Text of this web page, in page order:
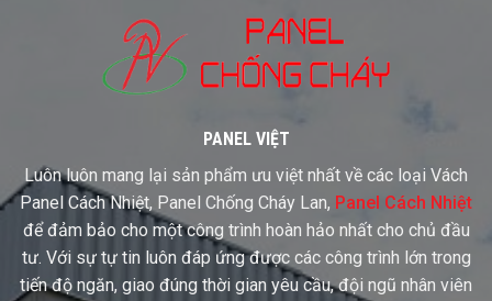
Mô
Phỏng
Panel
Trước
Hàng
PANEL VIỆT
Luôn luôn mang lại sản phẩm ưu việt nhất về các loại Vách
Panel Cách Nhiệt, Panel Chống Cháy Lan, Panel Cách Nhiệt
để đảm bảo cho một công trình hoàn hảo nhất cho chủ đầu
tư. Với sự tự tin luôn đáp ứng được các công trình lớn trong
tiến độ ngăn, giao đúng thời gian yêu cầu, đội ngũ nhân viên